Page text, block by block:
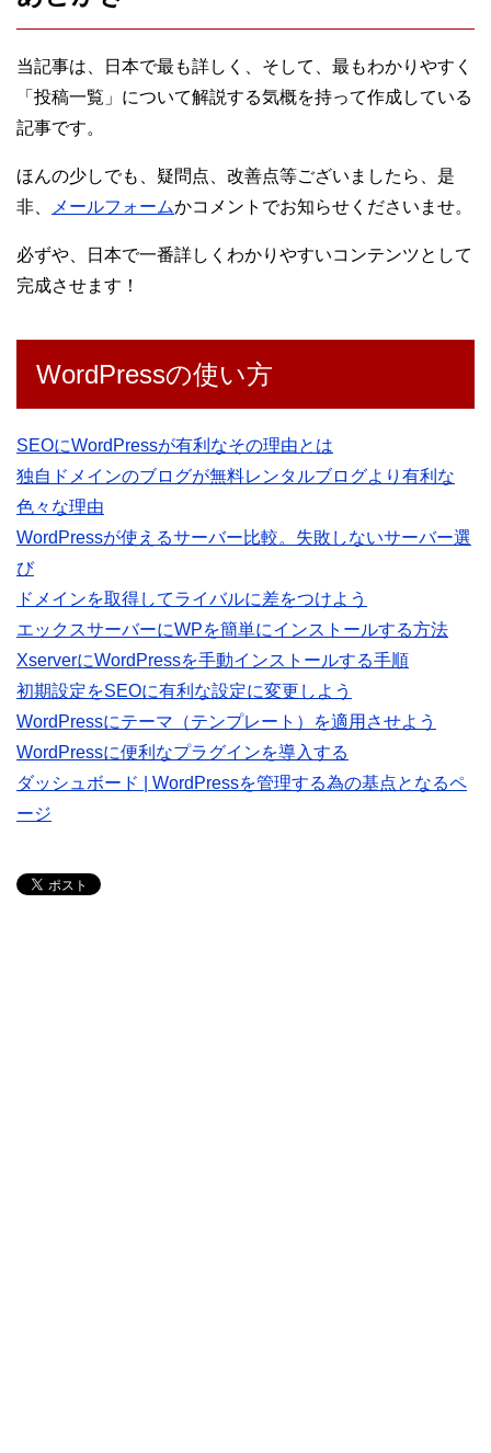
当記事は、日本で最も詳しく、そして、最もわかりやすく
「投稿一覧」について解説する気概を持って作成している
記事です。
ほんの少しでも、疑問点、改善点等ございましたら、是
非、
メールフォームかコメントでお知らせくださいませ。
必ずや、日本で一番詳しくわかりやすいコンテンツとして
完成させます！
WordPressの使い方
SEOにWordPressが有利なその理由とは
独自ドメインのブログが無料レンタルブログより有利な
色々な理由
WordPressが使えるサーバー比較。失敗しないサーバー選
び
ドメインを取得してライバルに差をつけよう
エックスサーバーにWPを簡単にインストールする方法
XserverにWordPressを手動インストールする手順
初期設定をSEOに有利な設定に変更しよう
WordPressにテーマ（テンプレート）を適用させよう
WordPressに便利なプラグインを導入する
ダッシュボード | WordPressを管理する為の基点となるペ
ージ